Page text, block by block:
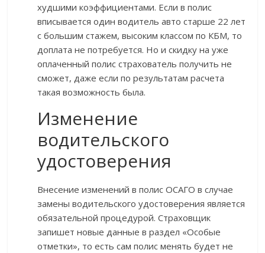
худшими коэффициентами. Если в полис
вписывается один водитель авто старше 22 лет
с большим стажем, высоким классом по КБМ, то
доплата не потребуется. Но и скидку на уже
оплаченный полис страхователь получить не
сможет, даже если по результатам расчета
такая возможность была.
Изменение
водительского
удостоверения
Внесение изменений в полис ОСАГО в случае
замены водительского удостоверения является
обязательной процедурой. Страховщик
запишет новые данные в раздел «Особые
отметки», то есть сам полис менять будет не